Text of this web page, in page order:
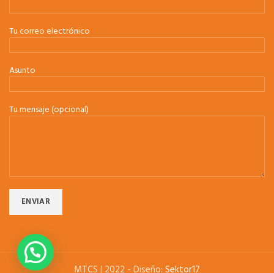
Tu correo electrónico
Asunto
Tu mensaje (opcional)
MTCS | 2022 - Diseño: Sektor17